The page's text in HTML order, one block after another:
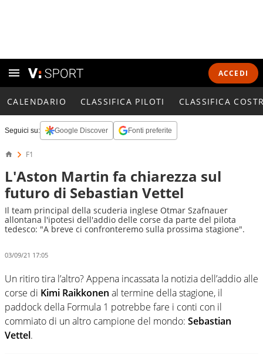
ACCEDI
CALENDARIO CLASSIFICA PILOTI CLASSIFICA
Seguici su: Google Discover Fonti preferite
F1
L'Aston Martin fa chiarezza sul
futuro di Sebastian Vettel
Il team principal della scuderia inglese Otmar Szafnauer
allontana l'ipotesi dell'addio delle corse da parte del pilota
tedesco: "A breve ci confronteremo sulla prossima stagione".
03/09/21 17:05
Un ritiro tira l’altro? Appena incassata la notizia dell’addio alle
corse di Kimi Raikkonen al termine della stagione, il
paddock della Formula 1 potrebbe fare i conti con il
commiato di un altro campione del mondo: Sebastian
Vettel.